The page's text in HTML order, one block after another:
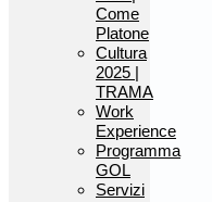
Come
Platone
Cultura
2025 |
TRAMA
Work
Experience
Programma
GOL
Servizi